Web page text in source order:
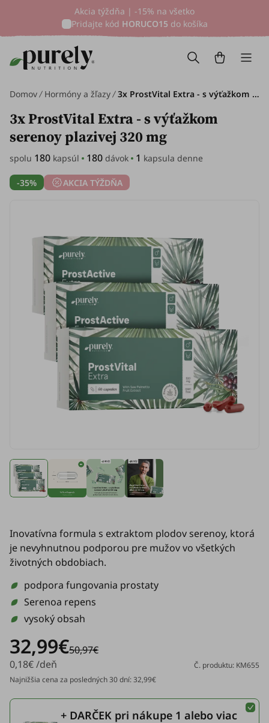
Akcia týždňa | -15% na všetko
Pridajte kód HORUCO15 do košíka
Domov Hormóny a žľazy 3x ProstVital Extra - s výťažkom serenoy plazivej 320 mg, spolu 180 kapsúl
3x ProstVital Extra - s výťažkom
serenoy plazivej 320 mg
spolu 180 kapsúl 180 dávok 1 kapsula denne
-35% AKCIA TÝŽDŇA
Inovatívna formula s extraktom plodov serenoy, ktorá
je nevyhnutnou podporou pre mužov vo všetkých
životných obdobiach.
podpora fungovania prostaty
Serenoa repens
vysoký obsah
32,99€50,97€
0,18€ /deň
Č. produktu: KM655
Najnižšia cena za posledných 30 dní: 32,99€
+ DARČEK pri nákupe 1 alebo viac